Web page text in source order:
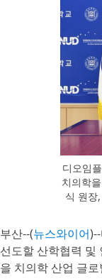
디오임
치의학
식 원장
부산--(뉴스와이어
선도할 산학협력 및
을 치의학 산업 글